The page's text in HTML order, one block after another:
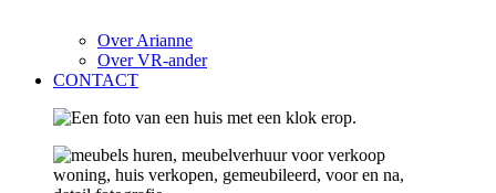
Over Arianne
Over VR-ander
CONTACT